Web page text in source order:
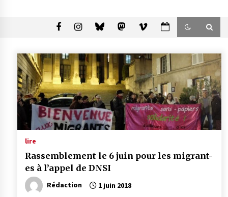
lire
Rassemblement le 6 juin pour les migrant-
es à l’appel de DNSI
Rédaction 1 juin 2018